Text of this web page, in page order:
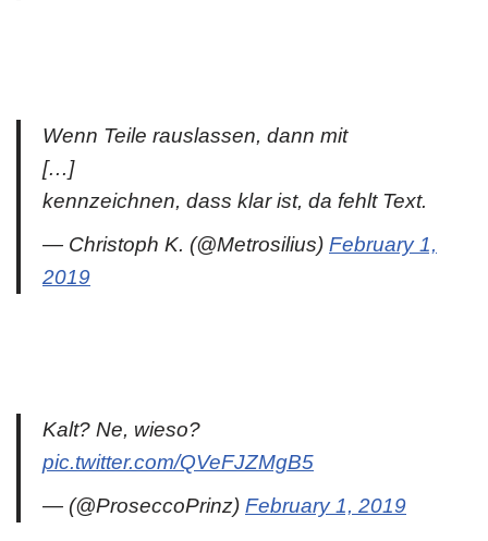
Wenn Teile rauslassen, dann mit
[…]
kennzeichnen, dass klar ist, da fehlt Text.
— Christoph K. (@Metrosilius) February 1,
2019
Kalt? Ne, wieso?
pic.twitter.com/QVeFJZMgB5
— (@ProseccoPrinz) February 1, 2019